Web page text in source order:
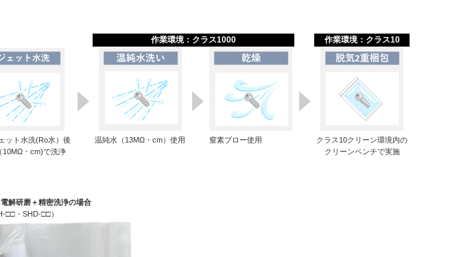
作業環境：クラス1000 作業環境：クラス10
ット水洗(Ro水）後
10MΩ・cm)で洗浄
温純水（13MΩ・cm）使用 窒素ブロー使用
クラス10クリーン環境内の
クリーンベンチで実施
解研磨＋精密洗浄の場合
□□・SHD-□□）